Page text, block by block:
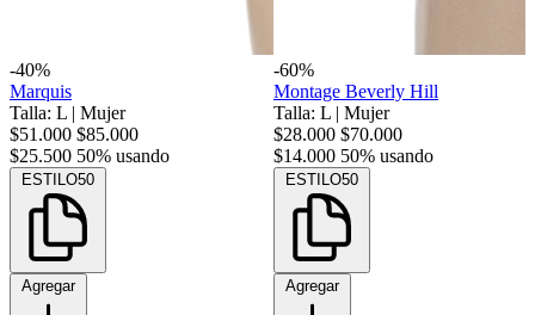
-40%
Marquis
Talla: L | Mujer
$51.000 $85.000
$25.500 50% usando
ESTILO50
Agregar
-60%
Montage Beverly Hill
Talla: L | Mujer
$28.000 $70.000
$14.000 50% usando
ESTILO50
Agregar